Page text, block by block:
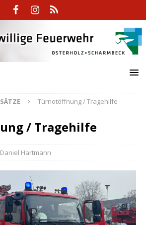
Türnotöffnung / Tragehilfe
/ Tragehilfe
Daniel Hartmann